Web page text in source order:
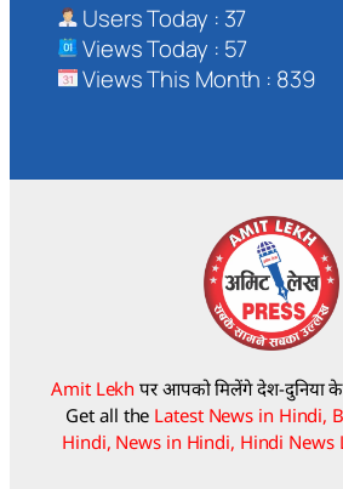
Users Today : 37
Views Today : 57
Views This Month : 839
Amit Lekh पर आपको मिलेंगे देश-दुनिया के
Get all the Latest News in Hindi,
Hindi, News in Hindi, Hindi News